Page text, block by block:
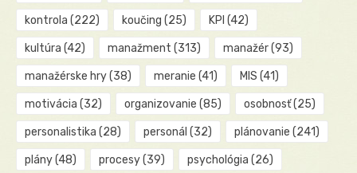
kontrola (222) koučing (25) KPI (42)
kultúra (42) manažment (313) manažér(93)
manažérske hry(38) meranie (41) MIS (41)
motivácia (32) organizovanie (85) osobnosť(25)
personalistika (28) personál (32) plánovanie (241)
plány(48) procesy(39) psychológia (26)